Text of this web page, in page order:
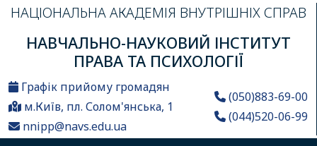
НАЦІОНАЛЬНА АКАДЕМІЯ ВНУТРІШНІХ СПРАВ
НАВЧАЛЬНО-НАУКОВИЙ ІНСТИТУТ
ПРАВА ТА ПСИХОЛОГІЇ
Графік прийому громадян
м.Київ, пл. Солом'янська, 1
nnipp@navs.edu.ua
(050)883-69-00
(044)520-06-99